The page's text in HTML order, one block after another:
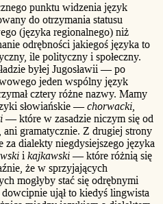
punktu widzenia język
do otrzymania statusu
(języka regionalnego) niż
odrębności jakiegoś języka to
ile polityczny i społeczny.
byłej Jugosławii — po
jeden wspólny język
cztery różne nazwy. Mamy
słowiańskie —chorwacki,
— które w zasadzie niczym się od
gramatycznie. Z drugiej strony
dialekty niegdysiejszego języka
i kajkawski— które różnią się
że w sprzyjających
mogłyby stać się odrębnymi
ujął to kiedyś lingwista